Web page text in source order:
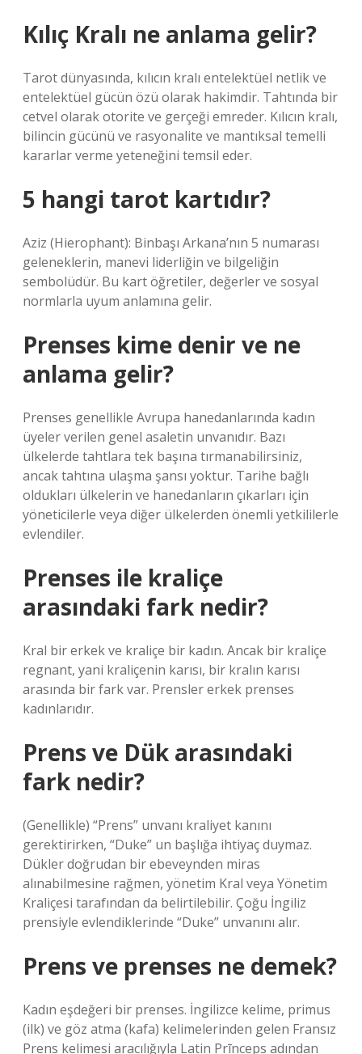
Kılıç Kralı ne anlama gelir?
Tarot dünyasında, kılıcın kralı entelektüel netlik ve
entelektüel gücün özü olarak hakimdir. Tahtında bir
cetvel olarak otorite ve gerçeği emreder. Kılıcın kralı,
bilincin gücünü ve rasyonalite ve mantıksal temelli
kararlar verme yeteneğini temsil eder.
5 hangi tarot kartıdır?
Aziz (Hierophant): Binbaşı Arkana’nın 5 numarası
geleneklerin, manevi liderliğin ve bilgeliğin
sembolüdür. Bu kart öğretiler, değerler ve sosyal
normlarla uyum anlamına gelir.
Prenses kime denir ve ne
anlama gelir?
Prenses genellikle Avrupa hanedanlarında kadın
üyeler verilen genel asaletin unvanıdır. Bazı
ülkelerde tahtlara tek başına tırmanabilirsiniz,
ancak tahtına ulaşma şansı yoktur. Tarihe bağlı
oldukları ülkelerin ve hanedanların çıkarları için
yöneticilerle veya diğer ülkelerden önemli yetkililerle
evlendiler.
Prenses ile kraliçe
arasındaki fark nedir?
Kral bir erkek ve kraliçe bir kadın. Ancak bir kraliçe
regnant, yani kraliçenin karısı, bir kralın karısı
arasında bir fark var. Prensler erkek prenses
kadınlarıdır.
Prens ve Dük arasındaki
fark nedir?
(Genellikle) “Prens” unvanı kraliyet kanını
gerektirirken, “Duke” un başlığa ihtiyaç duymaz.
Dükler doğrudan bir ebeveynden miras
alınabilmesine rağmen, yönetim Kral veya Yönetim
Kraliçesi tarafından da belirtilebilir. Çoğu İngiliz
prensiyle evlendiklerinde “Duke” unvanını alır.
Prens ve prenses ne demek?
Kadın eşdeğeri bir prenses. İngilizce kelime, primus
(ilk) ve göz atma (kafa) kelimelerinden gelen Fransız
Prens kelimesi aracılığıyla Latin Prīnceps adından